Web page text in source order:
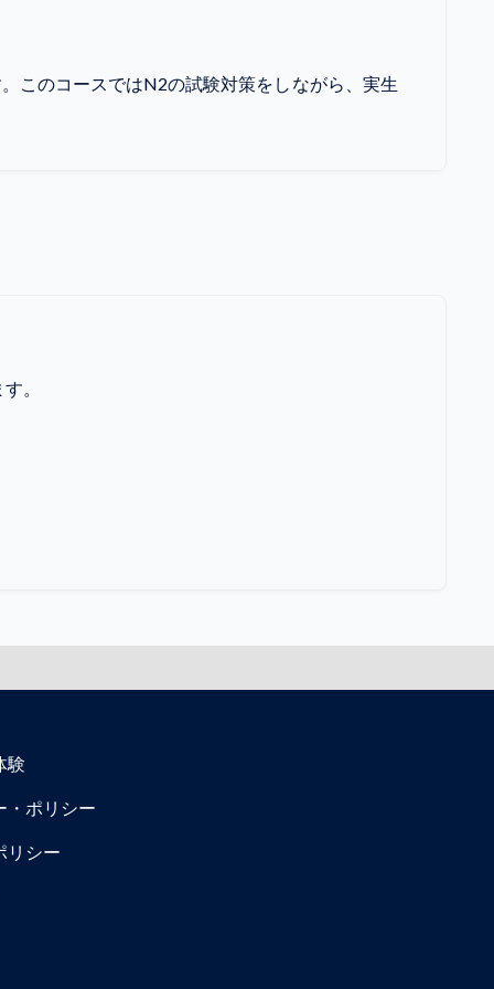
このコースではN2の試験対策をしながら、実生
。
験
・ポリシー
リシー